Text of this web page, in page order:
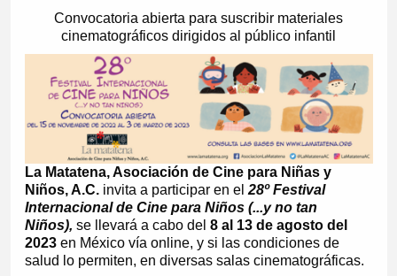
Convocatoria abierta para suscribir materiales
cinematográficos dirigidos al público infantil
La Matatena, Asociación de Cine para Niñas y
Niños, A.C. invita a participar en el 28º Festival
Internacional de Cine para Niños (...y no tan
Niños), se llevará a cabo del 8 al 13 de agosto del
2023 en México vía online, y si las condiciones de
salud lo permiten, en diversas salas cinematográficas.